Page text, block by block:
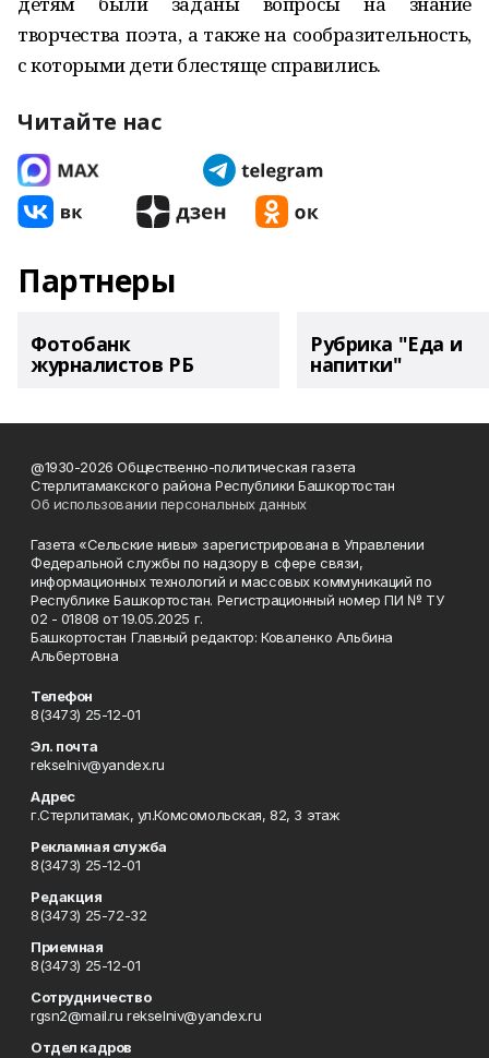
творчества поэта, а также на сообразительность,
с которыми дети блестяще справились.
Читайте нас
Партнеры
Фотобанк
журналистов РБ
Рубрика "Еда и
напитки"
@1930-2026 Общественно-политическая газета
Стерлитамакского района Республики Башкортостан
Об использовании персональных данных
Газета «Сельские нивы» зарегистрирована в Управлении
Федеральной службы по надзору в сфере связи,
информационных технологий и массовых коммуникаций по
Республике Башкортостан. Регистрационный номер ПИ № ТУ
02 - 01808 от 19.05.2025 г.
Башкортостан Главный редактор: Коваленко Альбина
Альбертовна
Телефон
8(3473) 25-12-01
Эл. почта
rekselniv@yandex.ru
Адрес
г.Стерлитамак, ул.Комсомольская, 82, 3 этаж
Рекламная служба
8(3473) 25-12-01
Редакция
8(3473) 25-72-32
Приемная
8(3473) 25-12-01
Сотрудничество
rgsn2@mail.ru rekselniv@yandex.ru
Отдел кадров